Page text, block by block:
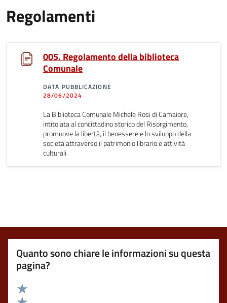
Regolamenti
005. Regolamento della biblioteca
Comunale
DATA PUBBLICAZIONE
28/06/2024
La Biblioteca Comunale Michele Rosi di Camaiore,
intitolata al concittadino storico del Risorgimento,
promuove la libertà, il benessere e lo sviluppo della
società attraverso il patrimonio librario e attività
culturali.
Quanto sono chiare le informazioni su questa
pagina?
Valuta 5 stelle su 5